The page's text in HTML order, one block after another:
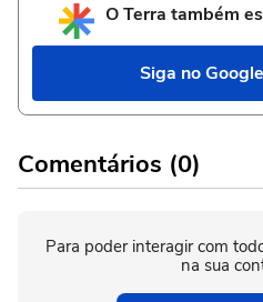
O Terra também
Siga no
Comentários (0)
Para poder interagir com
na sua